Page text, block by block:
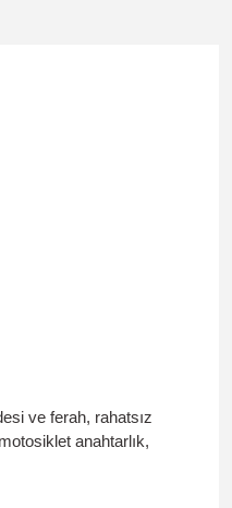
ve ferah, rahatsız
anahtarlık,